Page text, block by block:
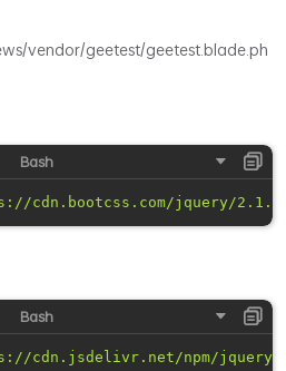
vendor/geetest/geetest.blade.ph
cdn.bootcss.com/jquery/
cdn.jsdelivr.net/npm/